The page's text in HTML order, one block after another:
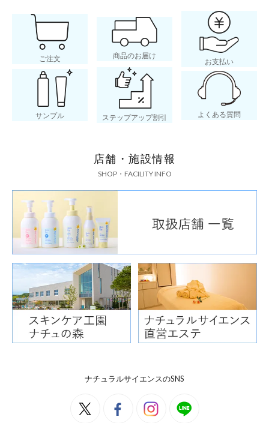
ご注文 商品のお届け
お支払い
サンプル ステップアップ割引 よくある質問
店舗・施設情報
SHOP・FACILITY INFO
ナチュラルサイエンスのSNS